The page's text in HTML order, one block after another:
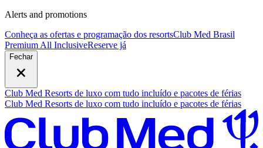
Alerts and promotions
Conheça as ofertas e programação dos resortsClub Med Brasil
Premium All InclusiveReserve já
Fechar
Club Med Resorts de luxo com tudo incluído e pacotes de férias
Club Med Resorts de luxo com tudo incluído e pacotes de férias